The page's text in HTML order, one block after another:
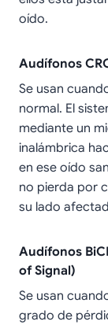
oído.
Audífonos
Se usan
normal. El
mediante un
inalámbrica
en ese oído
no pierda por
su lado
Audífonos
of Signal)
Se usan
grado de